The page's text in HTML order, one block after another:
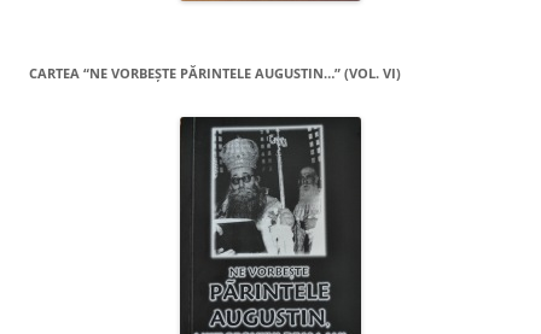
CARTEA “NE VORBEŞTE PĂRINTELE AUGUSTIN…” (VOL. VI)